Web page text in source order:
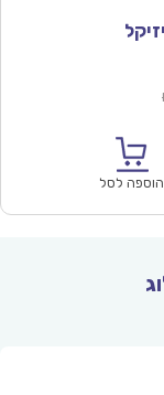
הוספה לסל